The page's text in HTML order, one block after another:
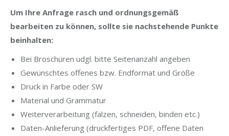
Um Ihre Anfrage rasch und ordnungsgemäß
bearbeiten zu können, sollte sie nachstehende Punkte
beinhalten:
Bei Broschüren udgl. bitte Seitenanzahl angeben
Gewünschtes offenes bzw. Endformat und Größe
Druck in Farbe oder SW
Material und Grammatur
Weiterverarbeitung (falzen, schneiden, binden etc.)
Daten-Anlieferung (druckfertiges PDF, offene Daten